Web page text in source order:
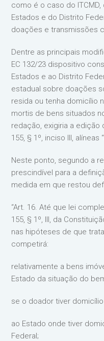
como é o caso do
Estados e do Distrito
doações e transmissões
Dentre as principais
EC 132/23 dispositivo
Estados e ao Distrito
estadual sobre doações
resida ou tenha domicílio
mortis de bens situados
redação, exigiria a edição
155, § 1º, inciso III, alíneas
Neste ponto, segundo a
prescindível para a
medida em que restou
“Art. 16. Até que lei
155, § 1º, III, da
nas hipóteses de que
competirá:
relativamente a bens
Estado da situação do
se o doador tiver
ao Estado onde tiver
Federal;